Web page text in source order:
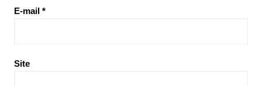
E-mail *
Site